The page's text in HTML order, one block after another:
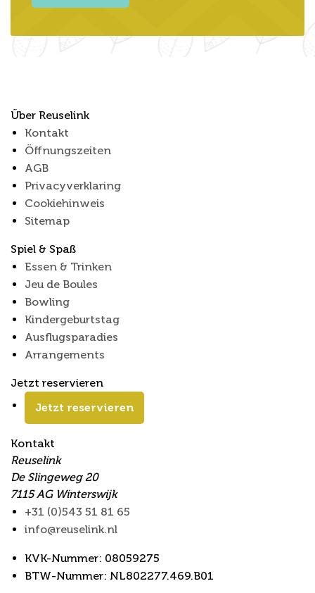
Über Reuselink
Kontakt
Öffnungszeiten
AGB
Privacyverklaring
Cookiehinweis
Sitemap
Spiel & Spaß
Essen & Trinken
Jeu de Boules
Bowling
Kindergeburtstag
Ausflugsparadies
Arrangements
Jetzt reservieren
Jetzt reservieren
Kontakt
Reuselink
De Slingeweg 20
7115 AG Winterswijk
+31 (0)543 51 81 65
info@reuselink.nl
KVK-Nummer: 08059275
BTW-Nummer: NL802277.469.B01